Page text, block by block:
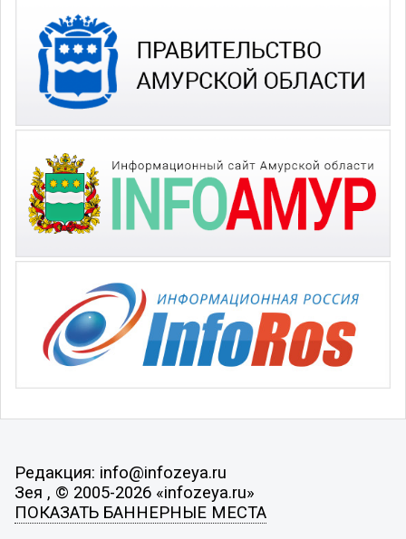
Редакция: info@infozeya.ru
Зея , © 2005-2026 «infozeya.ru»
ПОКАЗАТЬ БАННЕРНЫЕ МЕСТА